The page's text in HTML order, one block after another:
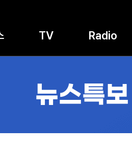
TV Radio
뉴스특보